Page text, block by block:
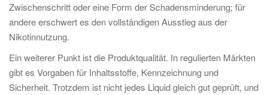
Zwischenschritt oder eine Form der Schadensminderung; für
andere erschwert es den vollständigen Ausstieg aus der
Nikotinnutzung.
Ein weiterer Punkt ist die Produktqualität. In regulierten Märkten
gibt es Vorgaben für Inhaltsstoffe, Kennzeichnung und
Sicherheit. Trotzdem ist nicht jedes Liquid gleich gut geprüft, und